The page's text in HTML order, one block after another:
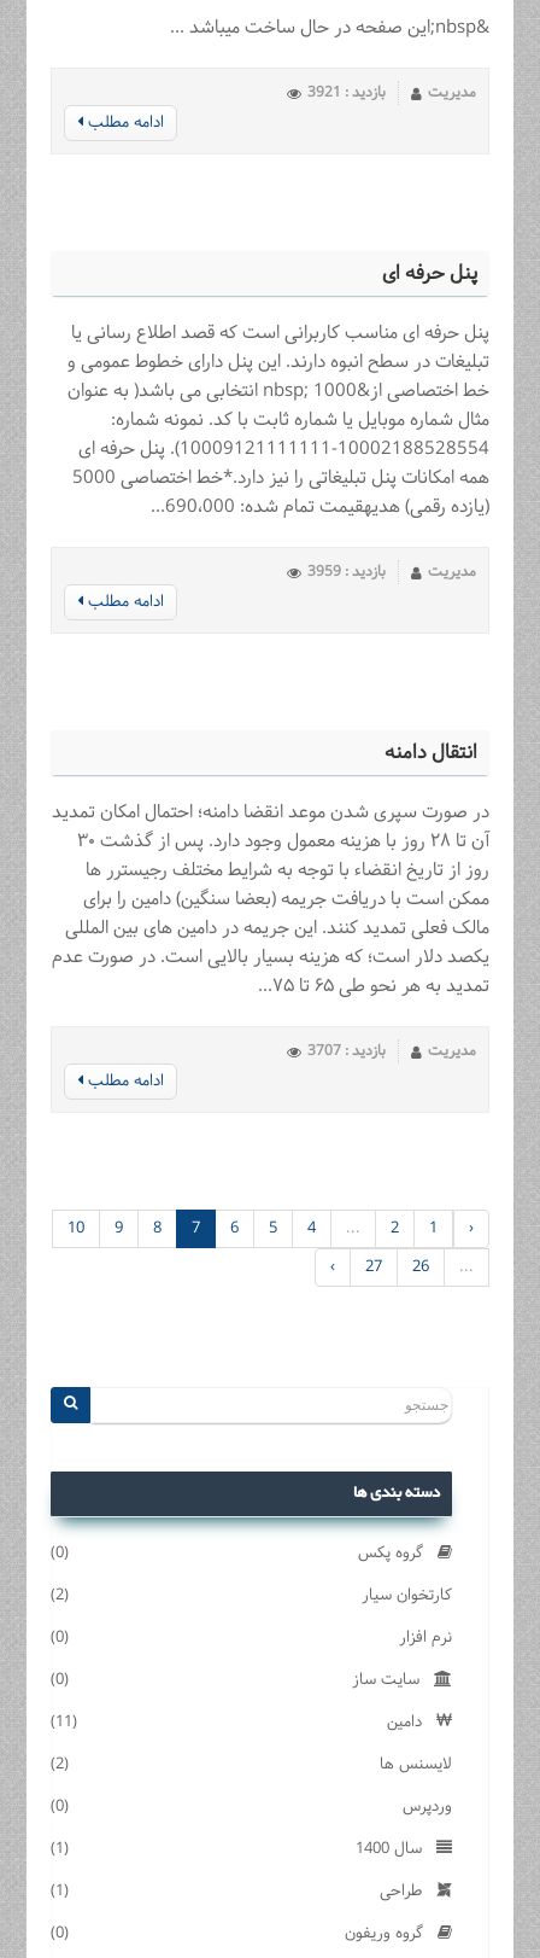
&nbsp;این صفحه در حال ساخت میباشد ...
مدیریت بازدید : 3921
ادامه مطلب
پنل حرفه ای
پنل حرفه ای مناسب کاربرانی است که قصد اطلاع رسانی یا
تبلیغات در سطح انبوه دارند. این پنل دارای خطوط عمومی و
خط اختصاصی از&nbsp; 1000 انتخابی می باشد( به عنوان
مثال شماره موبایل یا شماره ثابت با کد. نمونه شماره:
10002188528554-10009121111111). پنل حرفه ای
همه امکانات پنل تبلیغاتی را نیز دارد.*خط اختصاصی 5000
(یازده رقمی) هدیهقیمت تمام شده: 690،000...
مدیریت بازدید : 3959
ادامه مطلب
انتقال دامنه
در صورت سپری شدن موعد انقضا دامنه؛ احتمال امکان تمدید
آن تا ۲۸ روز با هزینه معمول وجود دارد. پس از گذشت ۳۰
روز از تاریخ انقضاء با توجه به شرایط مختلف رجیسترر ها
ممکن است با دریافت جریمه (بعضا سنگین) دامین را برای
مالک فعلی تمدید کنند. این جریمه در دامین های بین المللی
یکصد دلار است؛ که هزینه بسیار بالایی است. در صورت عدم
تمدید به هر نحو طی ۶۵ تا ۷۵...
مدیریت بازدید : 3707
ادامه مطلب
‹
1
2
...
4
5
6
7
8
9
10
...
26
27
›
دسته بندی ها
گروه پکس
(0)
کارتخوان سیار
(2)
نرم افزار
(0)
سایت ساز
(0)
دامین
(11)
لایسنس ها
(2)
وردپرس
(0)
سال 1400
(1)
طراحی
(1)
گروه وریفون
(0)